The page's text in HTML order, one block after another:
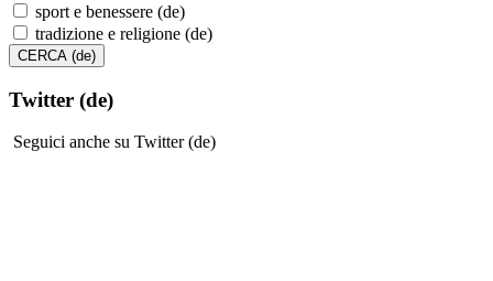
sport e benessere (de)
tradizione e religione (de)
Twitter (de)
Seguici anche su Twitter (de)